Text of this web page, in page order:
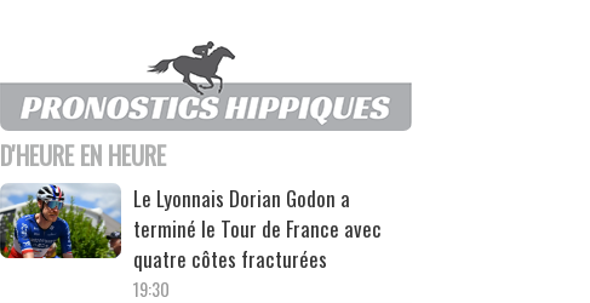
D'HEURE EN HEURE
Le Lyonnais Dorian Godon a
terminé le Tour de France avec
quatre côtes fracturées
19:30